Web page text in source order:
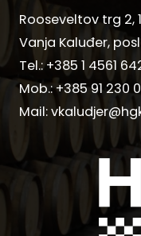
Rooseveltov trg 2,
Vanja Kaluđer,
Tel.:+385 1 4561
Mob.: +385 91 230
Mail: